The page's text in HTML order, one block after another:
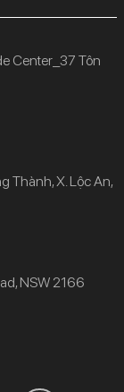
Center_37 Tôn
Thành, X. Lộc An,
NSW 2166